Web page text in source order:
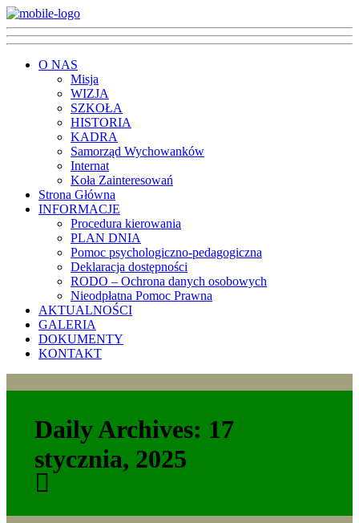
O NAS
Misja
WIZJA
SZKOŁA
HISTORIA
KADRA
Samorząd Wychowanków
Internat
Koła Zainteresowań
Strona Główna
INFORMACJE
Procedura kierowania
PLAN DNIA
Pomoc psychologiczno-pedagogiczna
Deklaracja dostępności
RODO – Ochrona danych osobowych
Nieodpłatna Pomoc Prawna
AKTUALNOŚCI
GALERIA
DOKUMENTY
KONTAKT
Daily Archives: 17
stycznia, 2025